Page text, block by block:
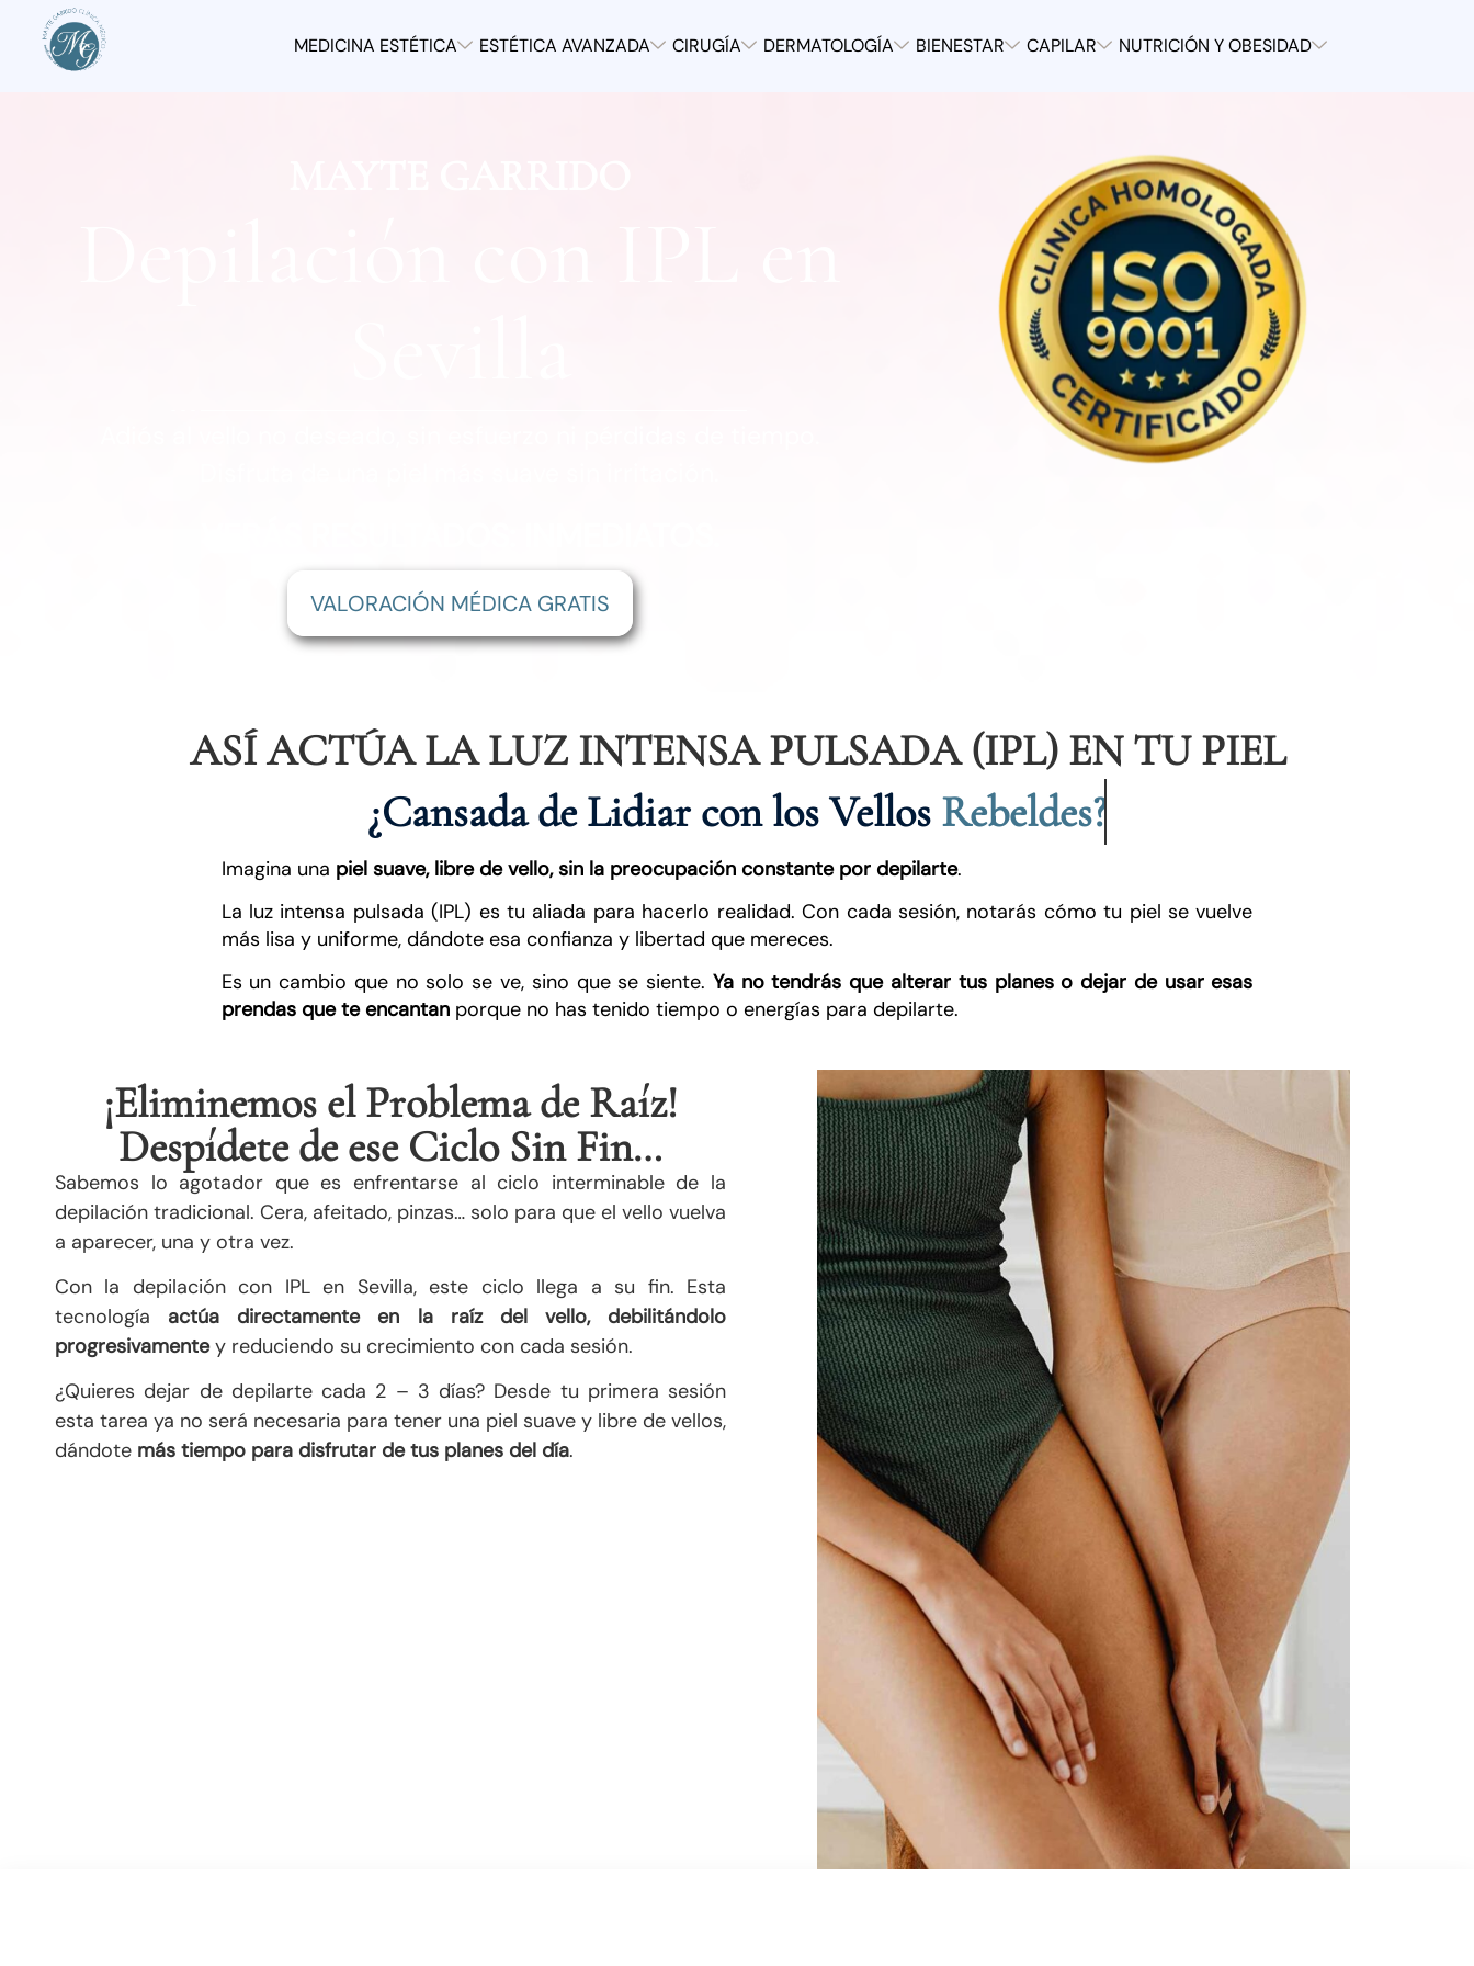
MEDICINA ESTÉTICA ESTÉTICA AVANZADA CIRUGÍA DERMATOLOGÍA BIENESTAR CAPILAR NUTRICIÓN Y OBESIDAD
VALORACIÓN MÉDICA GRATIS
ASÍ ACTÚA LA LUZ INTENSA PULSADA (IPL) EN TU PIEL
¿Cansada de Lidiar con los Vellos Rebeldes?
Imagina una piel suave, libre de vello, sin la preocupación constante por depilarte.
La luz intensa pulsada (IPL) es tu aliada para hacerlo realidad. Con cada sesión, notarás cómo tu piel se vuelve
más lisa y uniforme, dándote esa confianza y libertad que mereces.
Es un cambio que no solo se ve, sino que se siente. Ya no tendrás que alterar tus planes o dejar de usar esas
prendas que te encantan porque no has tenido tiempo o energías para depilarte.
¡Eliminemos el Problema de Raíz!
Despídete de ese Ciclo Sin Fin…
Sabemos lo agotador que es enfrentarse al ciclo interminable de la
depilación tradicional. Cera, afeitado, pinzas… solo para que el vello vuelva
a aparecer, una y otra vez.
Con la depilación con IPL en Sevilla, este ciclo llega a su fin. Esta
tecnología actúa directamente en la raíz del vello, debilitándolo
progresivamentey reduciendo su crecimiento con cada sesión.
¿Quieres dejar de depilarte cada 2 – 3 días? Desde tu primera sesión
esta tarea ya no será necesaria para tener una piel suave y libre de vellos,
dándote más tiempo para disfrutar de tus planes del día.